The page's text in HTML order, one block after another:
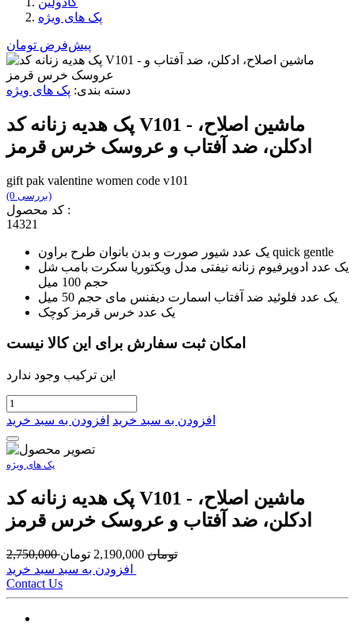
پک های ویژه
پیش‌فرض تومان
دسته بندی: پک های ویژه
پک هدیه زنانه کد V101 - ماشین اصلاح،
ادکلن، ضد آفتاب و عروسک خرس قرمز
gift pak valentine women code v101
(0 بررسی)
کد محصول :
14321
یک عدد شیور صورت و بدن بانوان طرح براون quick gentle
یک عدد ادوپرفیوم زنانه نیفتی مدل ویکتوریا سکرت بامب شل
حجم 100 میل
یک عدد فلوئید ضد آفتاب اسمارت دیفنس مای حجم 50 میل
یک عدد خرس قرمز کوچک
امکان ثبت سفارش برای این کالا نیست
این ترکیب وجود ندارد
افزودن به سبد خرید افزودن به سبد خرید
پک های ویژه
پک هدیه زنانه کد V101 - ماشین اصلاح،
ادکلن، ضد آفتاب و عروسک خرس قرمز
2,750,000 تومان 2,190,000 تومان
Contact Us